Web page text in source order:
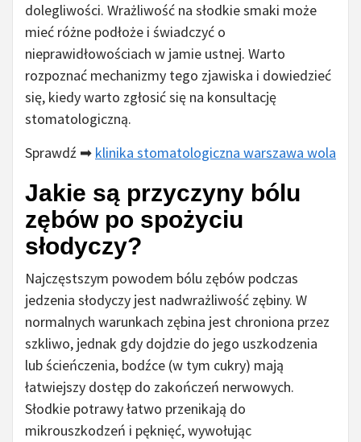
dolegliwości. Wrażliwość na słodkie smaki może
mieć różne podłoże i świadczyć o
nieprawidłowościach w jamie ustnej. Warto
rozpoznać mechanizmy tego zjawiska i dowiedzieć
się, kiedy warto zgłosić się na konsultację
stomatologiczną.
Sprawdź ➡ klinika stomatologiczna warszawa wola
Jakie są przyczyny bólu
zębów po spożyciu
słodyczy?
Najczęstszym powodem bólu zębów podczas
jedzenia słodyczy jest nadwrażliwość zębiny. W
normalnych warunkach zębina jest chroniona przez
szkliwo, jednak gdy dojdzie do jego uszkodzenia
lub ścieńczenia, bodźce (w tym cukry) mają
łatwiejszy dostęp do zakończeń nerwowych.
Słodkie potrawy łatwo przenikają do
mikrouszkodzeń i pęknięć, wywołując